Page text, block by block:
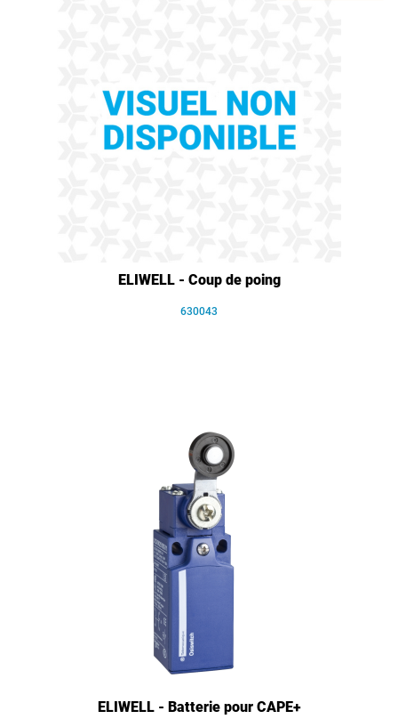
ELIWELL - Coup de poing
630043
ELIWELL - Batterie pour CAPE+